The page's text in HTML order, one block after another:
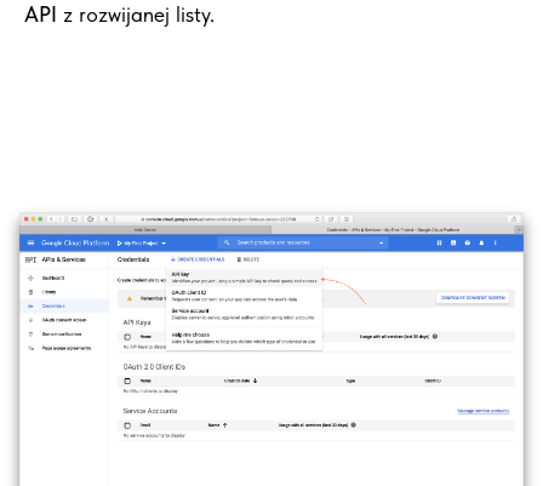
API z rozwijanej listy.